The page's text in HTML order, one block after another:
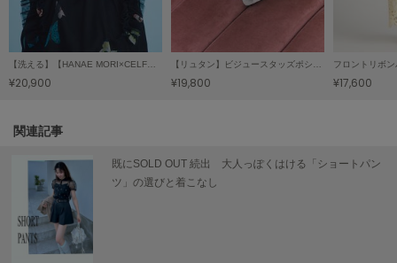
made of Organics
メイドオブオーガニクス
miies miim
ミーエスミーム
Mila Owen
ミラオーウェン
【洗える】【HANAE MORI×CELFORDコラボ】バタフライレイヤードプリントブラウス
¥20,900
【リュタン】ビジュースタッズポシェット（Ｍ）
¥19,800
フロントリボ
¥17,600
関連記事
既にSOLD OUT 続出 大人っぽくはける「ショートパン
ツ」の選びと着こなし